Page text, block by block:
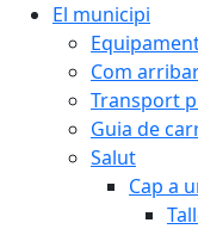
El municipi
Com
Transport
Guia de
Salut
Cap a